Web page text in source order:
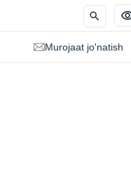
Murojaat jo'natish